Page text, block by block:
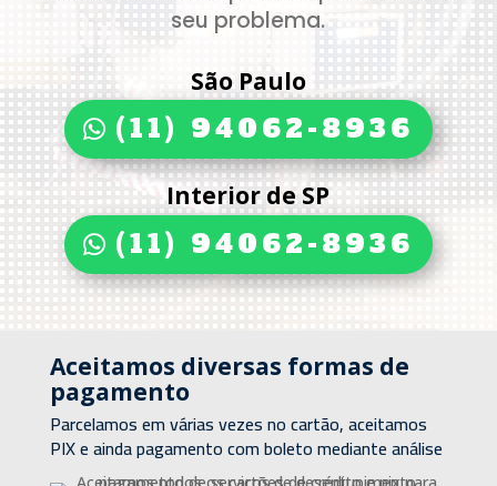
seu problema.
São Paulo
(11) 94062-8936
Interior de SP
(11) 94062-8936
Aceitamos diversas formas de
pagamento
Parcelamos em várias vezes no cartão, aceitamos
PIX e ainda pagamento com boleto mediante análise